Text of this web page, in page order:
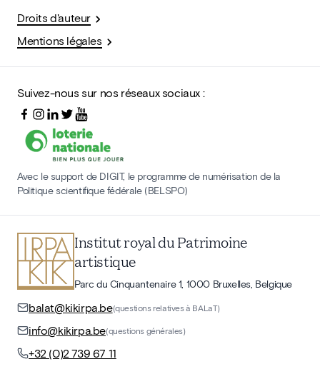
Droits d'auteur
Mentions légales
Suivez-nous sur nos réseaux sociaux :
Avec le support de DIGIT, le programme de numérisation de la
Politique scientifique fédérale (BELSPO)
Institut royal du Patrimoine
artistique
Parc du Cinquantenaire 1, 1000 Bruxelles, Belgique
balat@kikirpa.be(questions relatives à BALaT)
info@kikirpa.be(questions générales)
+32 (0)2 739 67 11